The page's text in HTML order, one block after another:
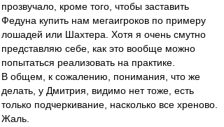
прозвучало, кроме того, чтобы заставить
Федуна купить нам мегаигроков по примеру
лошадей или Шахтера. Хотя я очень смутно
представляю себе, как это вообще можно
попытаться реализовать на практике.
В общем, к сожалению, понимания, что же
делать, у Дмитрия, видимо нет тоже, есть
только подчеркивание, насколько все хреново.
Жаль.